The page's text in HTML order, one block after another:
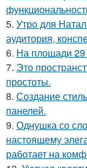
5. Утро для
аудитория,
6. На площади 29
7. Это
простоты.
8. Создание
панелей.
9. Однушка со
настоящему
работает на